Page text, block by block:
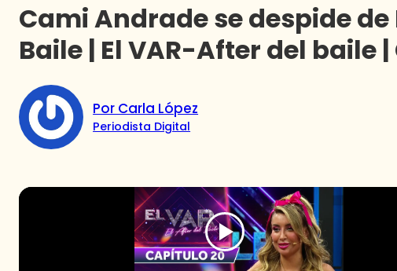
Cami Andrade se despide de
Baile | El VAR-After del baile
Por Carla López
Periodista Digital